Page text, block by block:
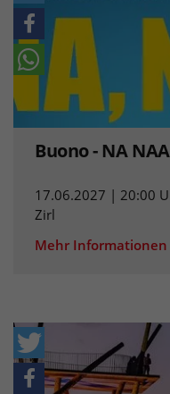
Buono - NA
17.06.2027 | 20:00
Zirl
Mehr Informationen